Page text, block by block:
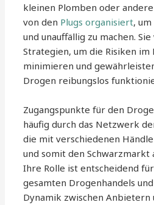
kleinen Plomben oder
von den Plugs organisiert,
und unauffällig zu machen.
Strategien, um die Risiken im
minimieren und
Drogen reibungslos
Zugangspunkte für den
häufig durch das Netzwerk
die mit verschiedenen
und somit den Schwarzmarkt
Ihre Rolle ist entscheidend
gesamten Drogenhandels
Dynamik zwischen Anbietern